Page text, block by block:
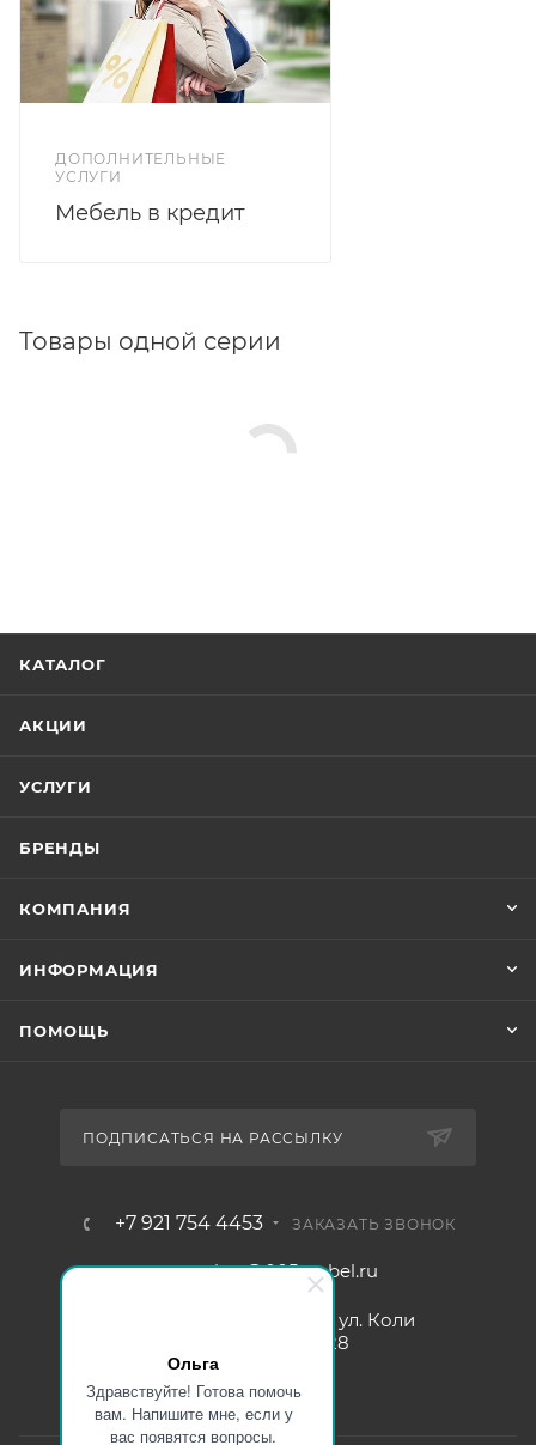
Ольга
Здравствуйте! Готова помочь
вам. Напишите мне, если у
вас появятся вопросы.
ДОПОЛНИТЕЛЬНЫЕ
УСЛУГИ
Мебель в кредит
Товары одной серии
КАТАЛОГ
АКЦИИ
УСЛУГИ
БРЕНДЫ
КОМПАНИЯ
ИНФОРМАЦИЯ
ПОМОЩЬ
ПОДПИСАТЬСЯ НА РАССЫЛКУ
+7 921 754 4453 ЗАКАЗАТЬ ЗВОНОК
zakaz@005mebel.ru
г. Санкт-Петербург, ул. Коли
Томчака д. 28